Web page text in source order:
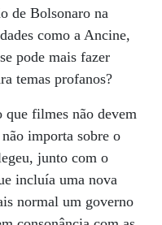
de Bolsonaro na
como a Ancine,
pode mais fazer
temas profanos?
que filmes não devem
importa sobre o
junto com o
incluía uma nova
normal um governo